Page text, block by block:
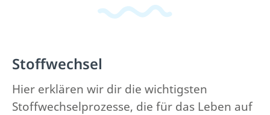
Stoffwechsel
Hier erklären wir dir die wichtigsten
Stoffwechselprozesse, die für das Leben auf